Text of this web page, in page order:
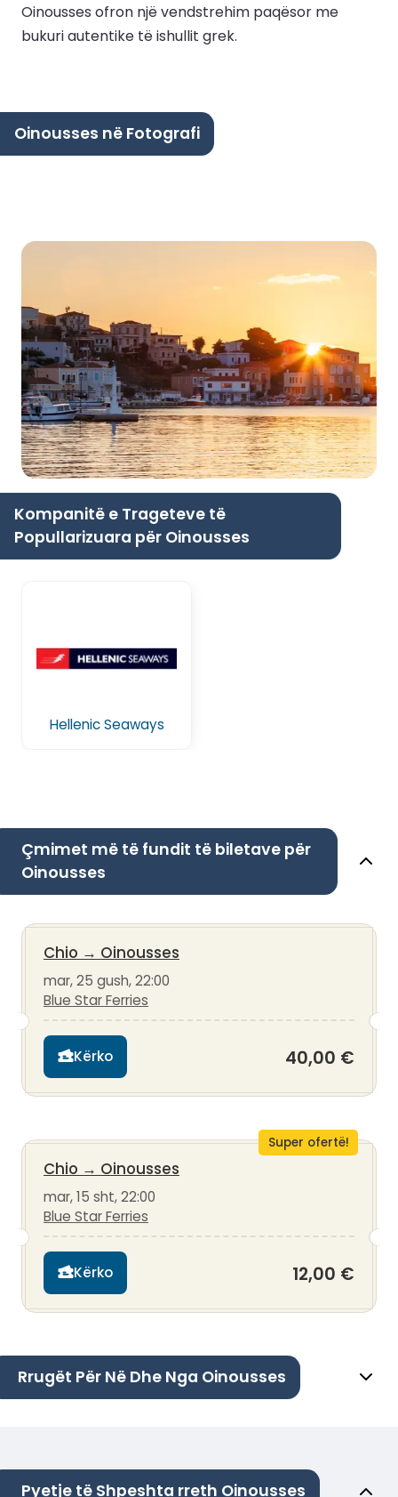
Oinousses ofron një vendstrehim paqësor me
bukuri autentike të ishullit grek.
Oinousses në Fotografi
Kompanitë e Trageteve të
Popullarizuara për Oinousses
Hellenic Seaways
Çmimet më të fundit të biletave për
Oinousses
Chio → Oinousses
mar, 25 gush, 22:00
Blue Star Ferries
Kërko 40,00 €
Super ofertë!
Chio → Oinousses
mar, 15 sht, 22:00
Blue Star Ferries
Kërko 12,00 €
Rrugët Për Në Dhe Nga Oinousses
Pyetje të Shpeshta rreth Oinousses